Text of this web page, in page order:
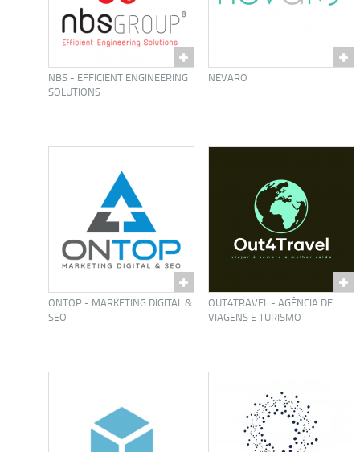
NBS - EFFICIENT ENGINEERING
SOLUTIONS
NEVARO
ONTOP - MARKETING DIGITAL &
SEO
OUT4TRAVEL - AGÊNCIA DE
VIAGENS E TURISMO